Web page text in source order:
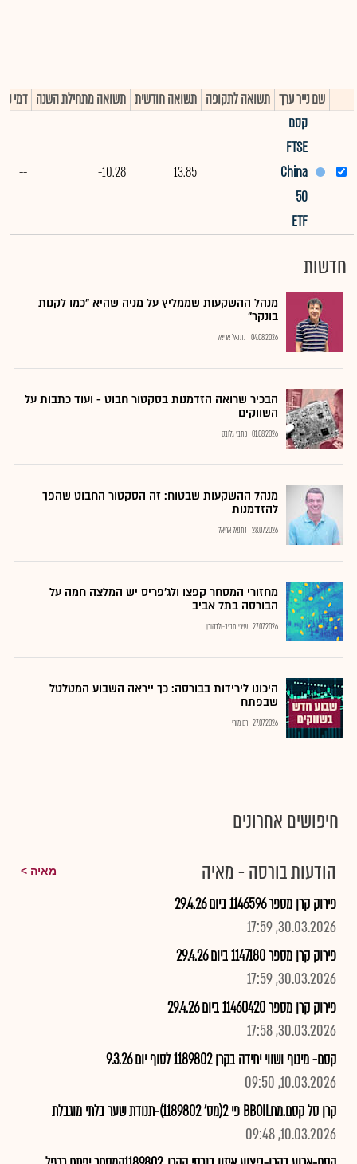
שם נייר ערך תשואה לתקופה תשואה חודשית תשואה מתחילת השנה דמי
קסם
FTSE
China
50
ETF
13.85
-10.28
--
חדשות
מנהל ההשקעות שממליץ על מניה שהיא "כמו לקנות
בונקר"
04.08.2026 נתנאל אריאל
הבכיר שרואה הזדמנות בסקטור חבוט - ועוד כתבות על
השווקים
01.08.2026 כתבי גלובס
מנהל ההשקעות שבטוח: זה הסקטור החבוט שהפך
להזדמנות
28.07.2026 נתנאל אריאל
מחזורי המסחר קפצו ולג'פריס יש המלצה חמה על
הבורסה בתל אביב
27.07.2026 שירי חביב-ולדהורן
היכונו לירידות בבורסה: כך ייראה השבוע המטלטל
שבפתח
27.07.2026 רם מורי
חיפושים אחרונים
הודעות בורסה - מאיה
מאיה
פירוק קרן מספר 1146596 ביום 29.4.26
30.03.2026, 17:59
פירוק קרן מספר 1147180 ביום 29.4.26
30.03.2026, 17:59
פירוק קרן מספר 11460420 ביום 29.4.26
30.03.2026, 17:58
קסם- מינוף ושווי יחידה בקרן 1189802 לסוף יום 9.3.26
10.03.2026, 09:50
קרן סל קסם.מחBBOIL פי 2(מס' 1189802)-תנודת שער בלתי מוגבלת
10.03.2026, 09:48